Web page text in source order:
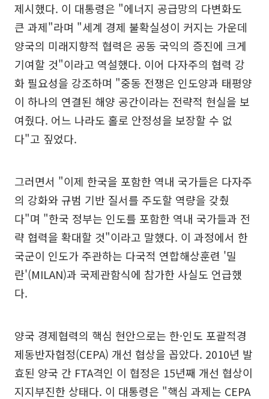
제시했다. 이 대통령은 "에너지 공급망의 다변화도
큰 과제"라며 "세계 경제 불확실성이 커지는 가운데
양국의 미래지향적 협력은 공동 국익의 증진에 크게
기여할 것"이라고 역설했다. 이어 다자주의 협력 강
화 필요성을 강조하며 "중동 전쟁은 인도양과 태평양
이 하나의 연결된 해양 공간이라는 전략적 현실을 보
여줬다. 어느 나라도 홀로 안정성을 보장할 수 없
다"고 짚었다.
그러면서 "이제 한국을 포함한 역내 국가들은 다자주
의 강화와 규범 기반 질서를 주도할 역량을 갖췄
다"며 "한국 정부는 인도를 포함한 역내 국가들과 전
략 협력을 확대할 것"이라고 말했다. 이 과정에서 한
국군이 인도가 주관하는 다국적 연합해상훈련 '밀
란'(MILAN)과 국제관함식에 참가한 사실도 언급했
다.
양국 경제협력의 핵심 현안으로는 한·인도 포괄적경
제동반자협정(CEPA) 개선 협상을 꼽았다. 2010년 발
효된 양국 간 FTA격인 이 협정은 15년째 개선 협상이
지지부진한 상태다. 이 대통령은 "핵심 과제는 CEPA